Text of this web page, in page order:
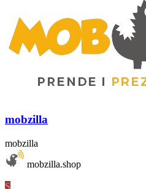
mobzilla
mobzilla
mobzilla.shop
S